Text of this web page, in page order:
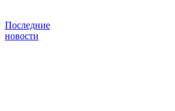
Последние
новости